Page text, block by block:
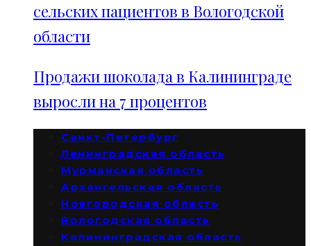
сельских пациентов в Вологодской
области
Продажи шоколада в Калининграде
выросли на 7 процентов
Санкт-Петербург
Ленинградская область
Мурманская область
Архангельская область
Новгородская область
Вологодская область
Калининградская область